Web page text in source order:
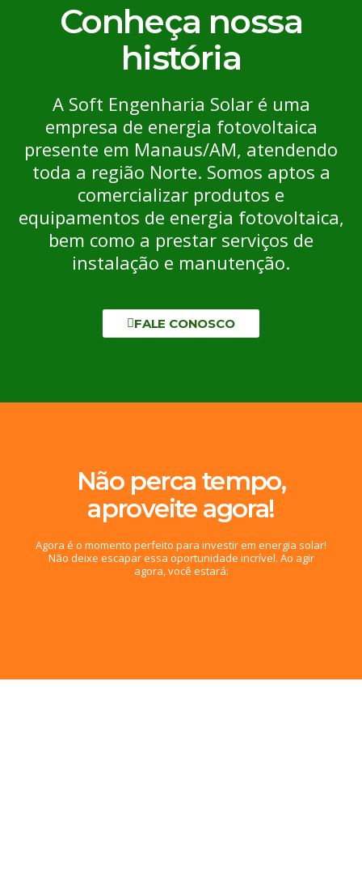
Conheça nossa
história
A Soft Engenharia Solar é uma
empresa de energia fotovoltaica
presente em Manaus/AM, atendendo
toda a região Norte. Somos aptos a
comercializar produtos e
equipamentos de energia fotovoltaica,
bem como a prestar serviços de
instalação e manutenção.
FALE CONOSCO
Não perca tempo,
aproveite agora!
Agora é o momento perfeito para investir em energia solar!
Não deixe escapar essa oportunidade incrível. Ao agir
agora, você estará: